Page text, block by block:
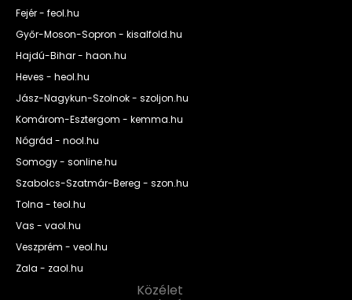
Fejér - feol.hu
Győr-Moson-Sopron - kisalfold.hu
Hajdú-Bihar - haon.hu
Heves - heol.hu
Jász-Nagykun-Szolnok - szoljon.hu
Komárom-Esztergom - kemma.hu
Nógrád - nool.hu
Somogy - sonline.hu
Szabolcs-Szatmár-Bereg - szon.hu
Tolna - teol.hu
Vas - vaol.hu
Veszprém - veol.hu
Zala - zaol.hu
Közélet